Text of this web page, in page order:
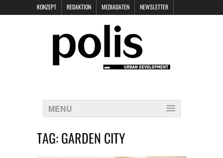
KONZEPT REDAKTION MEDIADATEN NEWSLETTER
DATENSCHUTZ
MENU
TAG:GARDEN CITY